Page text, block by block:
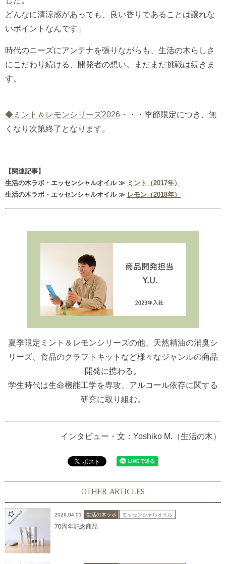
どんなに清涼感があっても、良い香りであることは譲れな
いポイントなんです」
時代のニーズにアンテナを張りながらも、生活の木らしさ
にこだわり続ける、開発者の想い。まだまだ挑戦は続きま
す。
◆ミント＆レモンシリーズ2026 ・・・季節限定につき、無
くなり次第終了となります。
【関連記事】
生活の木ラボ・エッセンシャルオイル ≫ ミント（2017年）
生活の木ラボ・エッセンシャルオイル ≫ レモン（2018年）
夏季限定ミント＆レモンシリーズの他、天然精油の消臭シ
リーズ、食品のクラフトキットなど様々なジャンルの商品
開発に携わる。
学生時代は生命機能工学を専攻、アルコール依存に関する
研究に取り組む。
インタビュー・文：Yoshiko M.（生活の木）
OTHER ARTICLES
2026.04.01 生活の木ラボ エッセンシャルオイル
70周年記念商品